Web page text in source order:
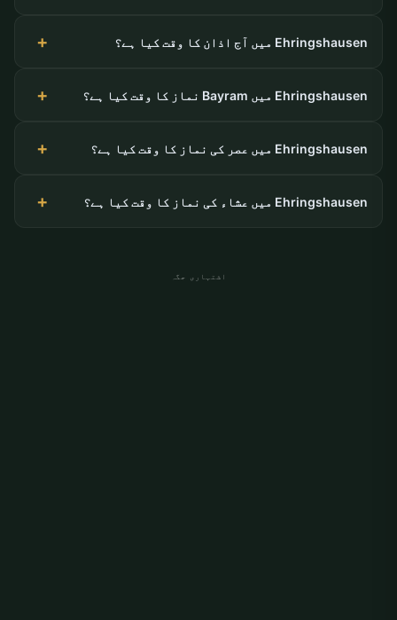
Ehringshausen میں آج اذان کا وقت کیا ہے؟
Ehringshausen میں Bayram نماز کا وقت کیا ہے؟
Ehringshausen میں عصر کی نماز کا وقت کیا ہے؟
Ehringshausen میں عشاء کی نماز کا وقت کیا ہے؟
اشتہاری جگہ